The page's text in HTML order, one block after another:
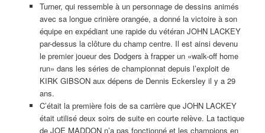
Turner, qui ressemble à un personnage de dessins animés
avec sa longue crinière orangée, a donné la victoire à son
équipe en expédiant une rapide du vétéran JOHN LACKEY
par-dessus la clôture du champ centre. Il est ainsi devenu
le premier joueur des Dodgers à frapper un «walk-off home
run» dans les séries de championnat depuis l’exploit de
KIRK GIBSON aux dépens de Dennis Eckersley il y a 29
ans.
C’était la première fois de sa carrière que JOHN LACKEY
était utilisé deux soirs de suite en courte relève. La tactique
de JOE MADDON n’a pas fonctionné et les champions en